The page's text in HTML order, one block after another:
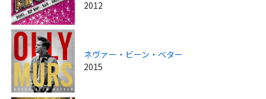
2012
ネヴァー・ビーン・ベター
2015